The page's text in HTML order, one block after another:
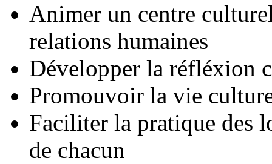
Animer un centre
relations humaines
Développer la réfléxion
Promouvoir la vie
Faciliter la pratique des
de chacun